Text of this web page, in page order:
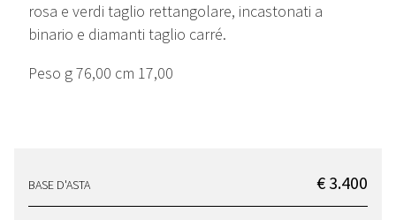
rosa e verdi taglio rettangolare, incastonati a
binario e diamanti taglio carré.
Peso g 76,00 cm 17,00
BASE D'ASTA € 3.400